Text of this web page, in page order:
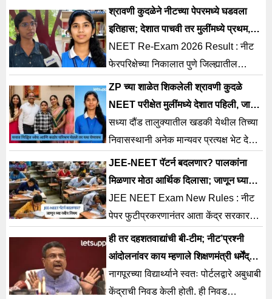
Protest, विद्यार्थ्यांच्या असंतोषामागचे कारण
हेच शिक्षण व्यवस्था, पेपरफुटी आणि बेरोजगारी
श्रावणी कुदळेने नीटच्या पेपरमध्ये घडवला
इतिहास; देशात पाचवी तर मुलींमध्ये प्रथम,
मोबाईलला दूर ठेवत केला अभ्यास!
NEET Re-Exam 2026 Result : नीट
फेरपरिक्षेच्या निकालात पुणे जिल्ह्यातील
बारामती येथील श्रावणी कुदळे हिने
उल्लेखनीय यश संपादन करत देशभरात
​ZP च्या शाळेत शिकलेली श्रावणी कुदळे
NEET परीक्षेत मुलींमध्ये देशात पहिली, जाणून
घ्या तिच्या यशाचे गुपित
सध्या दौंड तालुक्यातील खडकी येथील तिच्या
निवासस्थानी अनेक मान्यवर प्रत्यक्ष भेट देऊन
तिच्यावर शुभेच्छांचा वर्षाव करत आहेत.
JEE-NEET पॅटर्न बदलणार? पालकांना
मिळणार मोठा आर्थिक दिलासा; जाणून घ्या
नवीन नियम
JEE NEET Exam New Rules : नीट
पेपर फुटीप्रकरणानंतर आता केंद्र सरकार
मोठा निर्णय घेण्याच्या तयारीत असल्याची
माहिती समोर येत आहे. कोचिंग
ही तर दहशतवाद्यांची बी-टीम; नीट’प्रश्‍नी
आंदोलनांवर काय म्हणाले शिक्षणमंत्री धर्मेंद्र
प्रधान?
नागपूरच्या विद्यार्थ्याने स्वतः पोर्टलद्वारे अबुधाबी
केंद्राची निवड केली होती. ही निवड